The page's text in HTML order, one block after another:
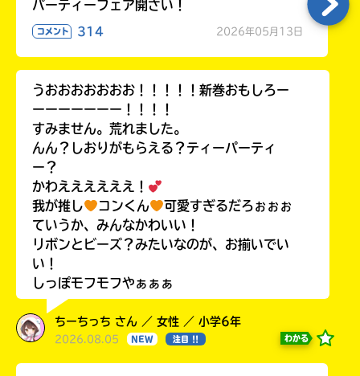
パーティーフェア開さい！
コメント 314 2026年05月13日
うおおおおおおお！！！！！新巻おもしろー
ーーーーーーー！！！！
すみません。荒れました。
んん？しおりがもらえる？ティーパーティ
ー？
かわええええええ！
我が推し
コンくん
可愛すぎるだろぉぉぉ
ていうか、みんなかわいい！
リボンとビーズ？みたいなのが、お揃いでい
い！
しっぽモフモフやぁぁぁ
ちーちっち さん ／ 女性 ／ 小学6年
2026.08.05 NEW 注目 !! わかる